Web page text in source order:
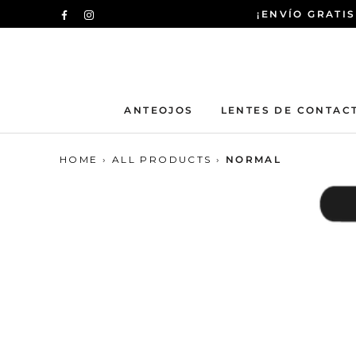
al
¡ENVÍO
ANTEOJOS LENTES DE
HOME › ALL PRODUCTS › NORMAL